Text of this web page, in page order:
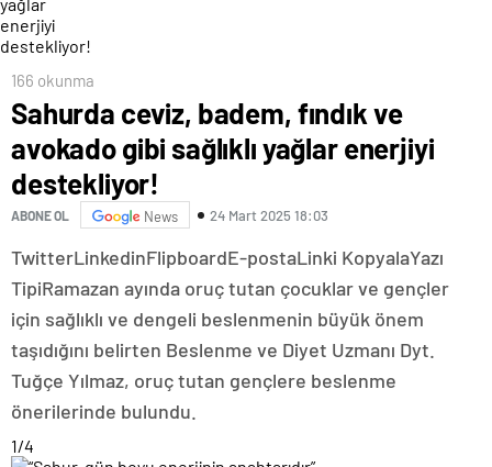
166 okunma
Sahurda ceviz, badem, fındık ve
avokado gibi sağlıklı yağlar enerjiyi
destekliyor!
ABONE OL News 24 Mart 2025 18:03
TwitterLinkedinFlipboardE-postaLinki KopyalaYazı
TipiRamazan ayında oruç tutan çocuklar ve gençler
için sağlıklı ve dengeli beslenmenin büyük önem
taşıdığını belirten Beslenme ve Diyet Uzmanı Dyt.
Tuğçe Yılmaz, oruç tutan gençlere beslenme
önerilerinde bulundu.
1/4